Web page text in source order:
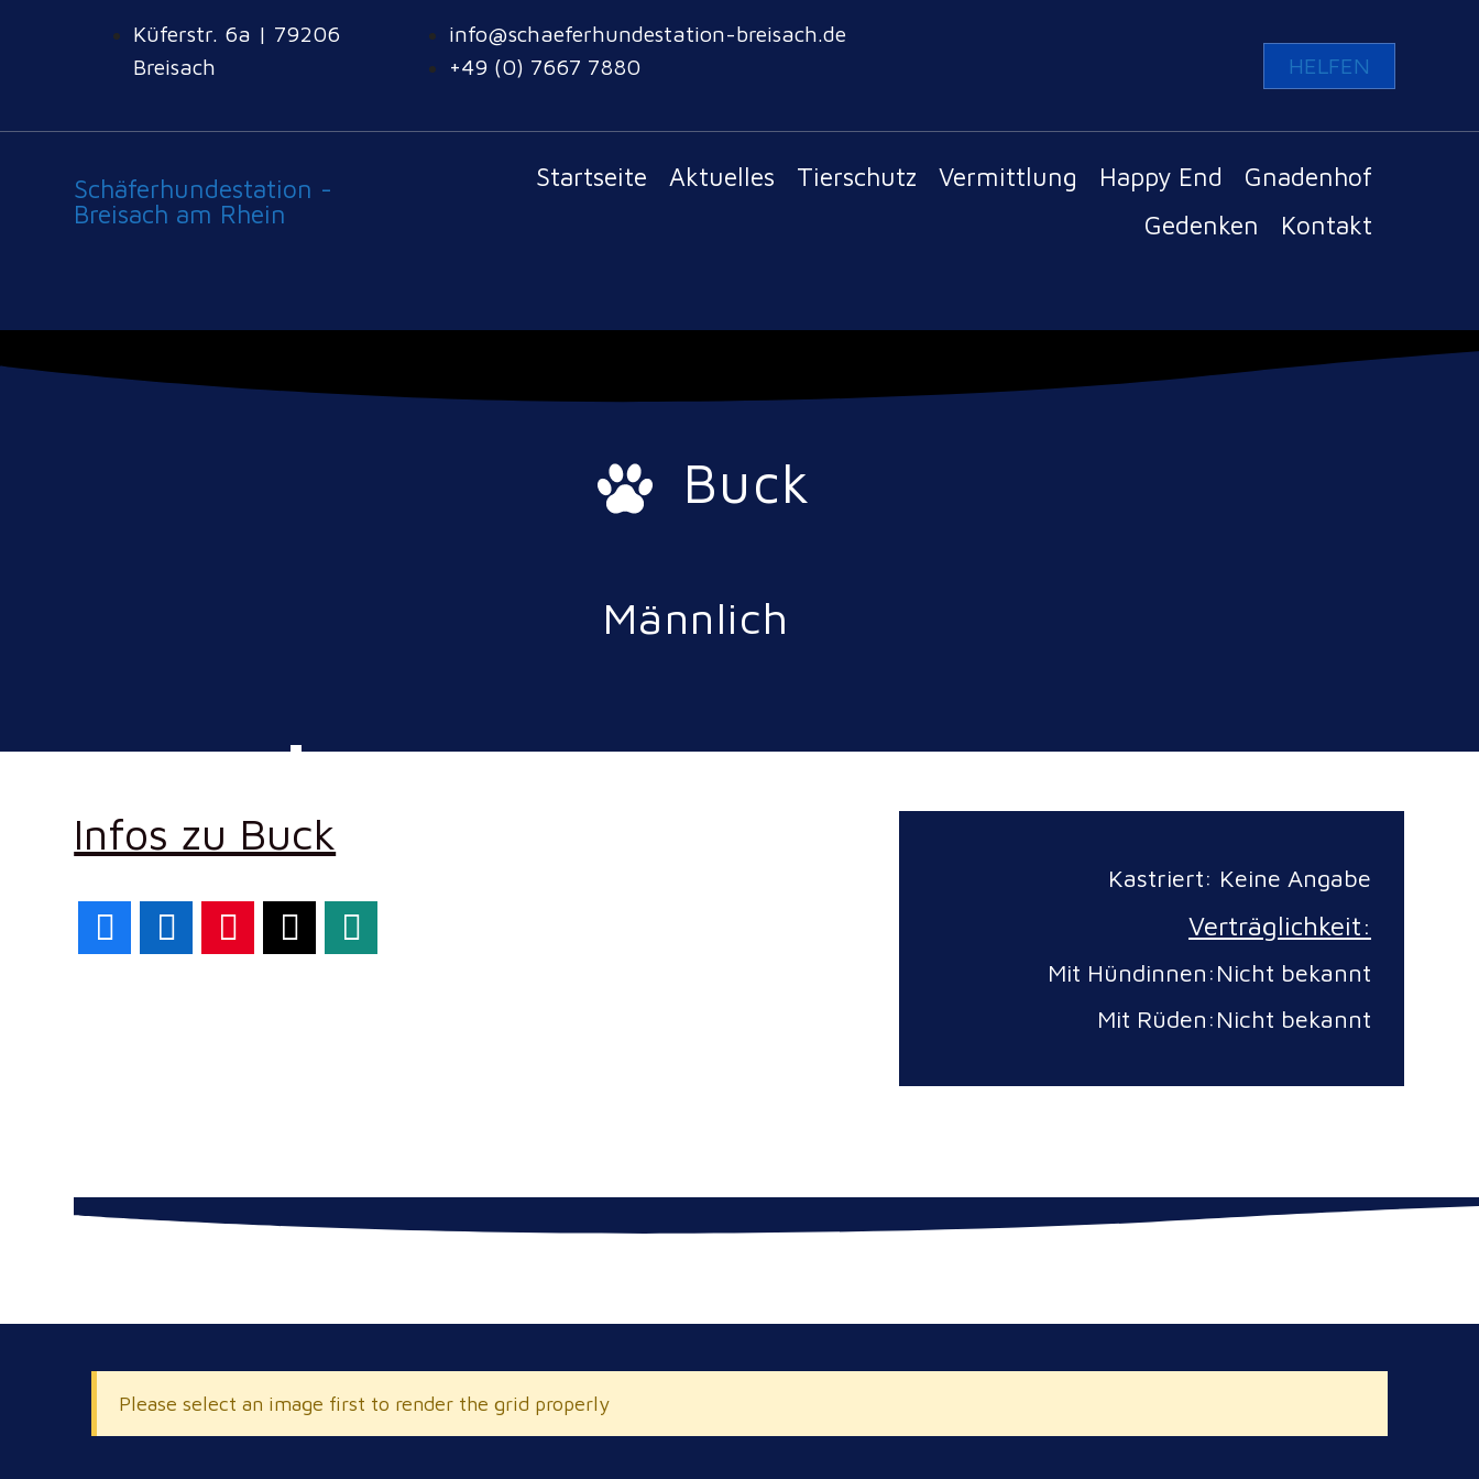
Küferstr. 6a | 79206
Breisach
info@schaeferhundestation-breisach.de
+49 (0) 7667 7880
HELFEN
Schäferhundestation -
Breisach am Rhein
Startseite Aktuelles Tierschutz Vermittlung Happy End
Gnadenhof
Gedenken
Kontakt
Buck
Männlich
Infos zu Buck
Kastriert: Keine Angabe
Verträglichkeit:
Mit Hündinnen:Nicht bekannt
Mit Rüden:Nicht bekannt
Please select an image first to render the grid properly